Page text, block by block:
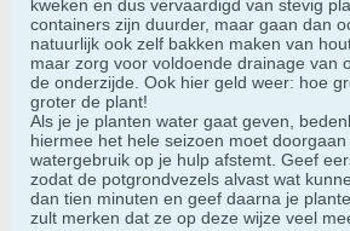
kweken en dus vervaardigd van stevig
containers zijn duurder, maar gaan dan
natuurlijk ook zelf bakken maken van
maar zorg voor voldoende drainage van
de onderzijde. Ook hier geld weer: hoe
groter de plant!
Als je je planten water gaat geven,
hiermee het hele seizoen moet
watergebruik op je hulp afstemt. Geef
zodat de potgrondvezels alvast wat
dan tien minuten en geef daarna je
zult merken dat ze op deze wijze veel